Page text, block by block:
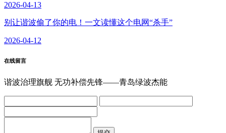
2026-04-13
别让谐波偷了你的电！一文读懂这个电网“杀手”
2026-04-12
在线留言
谐波治理旗舰 无功补偿先锋——青岛绿波杰能